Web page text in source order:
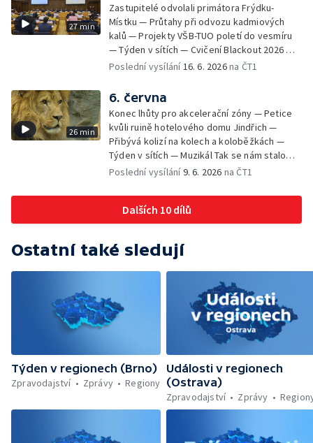
27 min
Zastupitelé odvolali primátora Frýdku-
Místku — Průtahy při odvozu kadmiových
kalů — Projekty VŠB-TUO poletí do vesmíru
— Týden v sítích — Cvičení Blackout 2026 —
Budeme sledovat
Poslední vysílání16. 6. 2026na ČT1
26 min
6. června
Konec lhůty pro akcelerační zóny — Petice
kvůli ruině hotelového domu Jindřich —
Přibývá kolizí na kolech a koloběžkách —
Týden v sítích — Muzikál Tak se nám stalo
končí — Pěchotní srub otevřen pro
Poslední vysílání9. 6. 2026 na ČT1
Dalších 10 dílů
Ostatní také sledují
Týden v regionech (Brno)
Zpravodajství
Zprávy Regiony
Události v regionech
(Ostrava)
Zpravodajství
Zprávy